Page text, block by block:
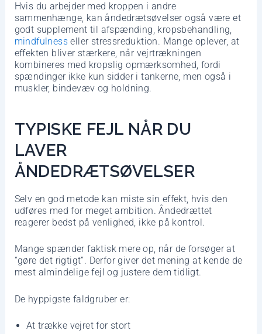
Hvis du arbejder med kroppen i andre
sammenhænge, kan åndedrætsøvelser også være et
godt supplement til afspænding, kropsbehandling,
mindfulness eller stressreduktion. Mange oplever, at
effekten bliver stærkere, når vejrtrækningen
kombineres med kropslig opmærksomhed, fordi
spændinger ikke kun sidder i tankerne, men også i
muskler, bindevæv og holdning.
TYPISKE FEJL NÅR DU
LAVER
ÅNDEDRÆTSØVELSER
Selv en god metode kan miste sin effekt, hvis den
udføres med for meget ambition. Åndedrættet
reagerer bedst på venlighed, ikke på kontrol.
Mange spænder faktisk mere op, når de forsøger at
“gøre det rigtigt”. Derfor giver det mening at kende de
mest almindelige fejl og justere dem tidligt.
De hyppigste faldgruber er:
At trække vejret for stort